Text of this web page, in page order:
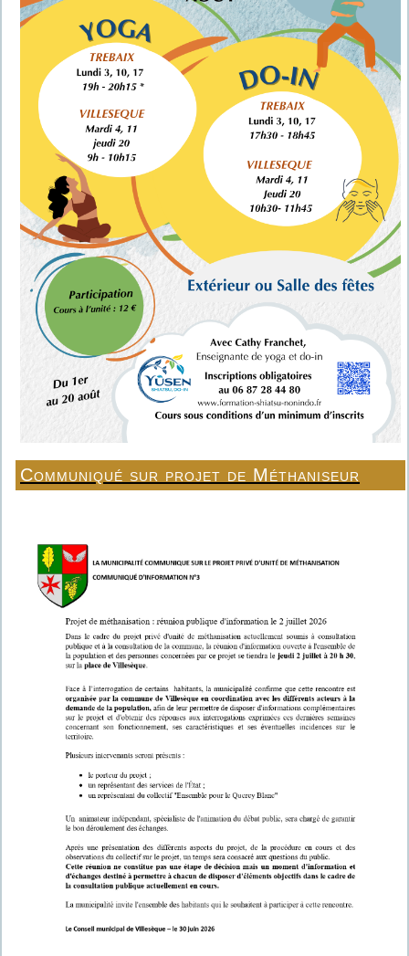
Communiqué sur projet de Méthaniseur